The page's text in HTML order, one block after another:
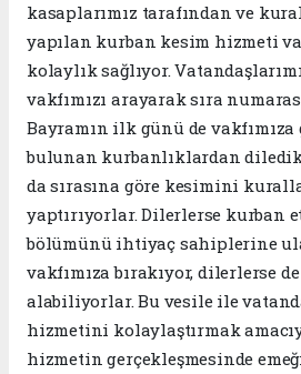
kasaplarımız tarafından ve
yapılan kurban kesim hizmeti
kolaylık sağlıyor.
vakfımızı arayarak sıra
Bayramın ilk günü de
bulunan kurbanlıklardan
da sırasına göre kesimini
yaptırıyorlar. Dilerlerse kurban
bölümünü ihtiyaç sahiplerine
vakfımıza bırakıyor, dilerlerse
alabiliyorlar. Bu vesile ile
hizmetini kolaylaştırmak
hizmetin gerçekleşmesinde